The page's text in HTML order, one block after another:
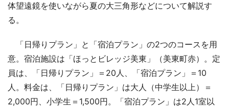
体望遠鏡を使いながら夏の大三角形などについて解説す
る。
「日帰りプラン」と「宿泊プラン」の2つのコースを用
意。宿泊施設は「ほっとビレッジ美東」（美東町赤）。定
員は、「日帰りプラン」＝20人、「宿泊プラン」＝10
人。料金は、「日帰りプラン」は大人（中学生以上）＝
2,000円、小学生＝1,500円。「宿泊プラン」は2人1室以